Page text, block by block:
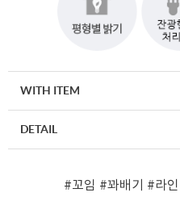
WITH ITEM
DETAIL
#꼬임 #꽈배기 #라인